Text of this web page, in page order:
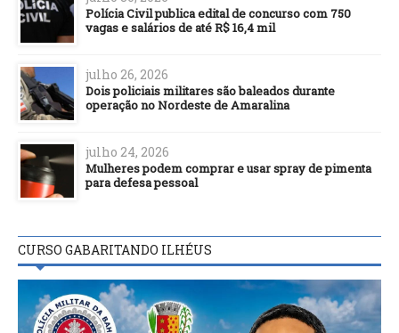
Polícia Civil publica edital de concurso com 750
vagas e salários de até R$ 16,4 mil
julho 26, 2026
Dois policiais militares são baleados durante
operação no Nordeste de Amaralina
julho 24, 2026
Mulheres podem comprar e usar spray de pimenta
para defesa pessoal
CURSO GABARITANDO ILHÉUS